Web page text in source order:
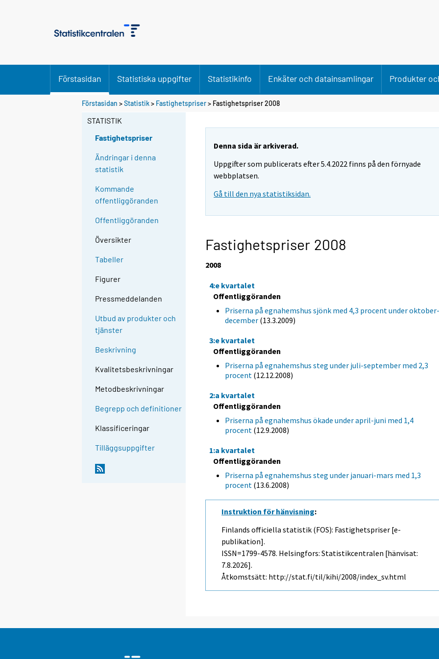
Förstasidan Statistiska uppgifter Statistikinfo Enkäter och datainsamlingar Produkter
Förstasidan >Statistik> Fastighetspriser> Fastighetspriser 2008
STATISTIK
Fastighetspriser
Ändringar i denna
statistik
Kommande
offentliggöranden
Offentliggöranden
Översikter
Tabeller
Figurer
Pressmeddelanden
Utbud av produkter och
tjänster
Beskrivning
Kvalitetsbeskrivningar
Metodbeskrivningar
Begrepp och definitioner
Klassificeringar
Tilläggsuppgifter
Denna sida är arkiverad.
Uppgifter som publicerats efter 5.4.2022 finns på den förnyade
webbplatsen.
Gå till den nya statistiksidan.
Fastighetspriser 2008
2008
4:e kvartalet
Offentliggöranden
Priserna på egnahemshus sjönk med 4,3 procent under
december (13.3.2009)
3:e kvartalet
Offentliggöranden
Priserna på egnahemshus steg under juli-september med 2,3
procent (12.12.2008)
2:a kvartalet
Offentliggöranden
Priserna på egnahemshus ökade under april-juni med 1,4
procent (12.9.2008)
1:a kvartalet
Offentliggöranden
Priserna på egnahemshus steg under januari-mars med 1,3
procent (13.6.2008)
Instruktion för hänvisning:
Finlands officiella statistik (FOS): Fastighetspriser [e-
publikation].
ISSN=1799-4578. Helsingfors: Statistikcentralen [hänvisat:
7.8.2026].
Åtkomstsätt: http://stat.fi/til/kihi/2008/index_sv.html